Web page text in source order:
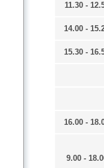
11.30 -
14.00 -
15.30 -
16.00 -
9.00 -